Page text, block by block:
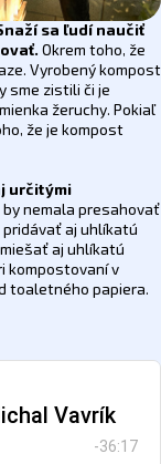
sa ľudí naučiť
Okrem toho, že
Vyrobený kompost
sme zistili či je
žeruchy. Pokiaľ
že je kompost
určitými
nemala presahovať
aj uhlíkatú
aj uhlíkatú
kompostovaní v
toaletného papiera.